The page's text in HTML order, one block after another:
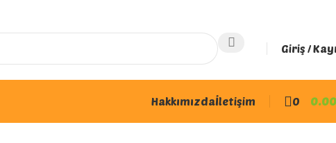
Giriş /
Hakkımızdaİletişim 0 0.00